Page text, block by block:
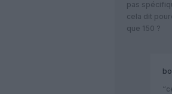
pas
cela dit
que 150 ?